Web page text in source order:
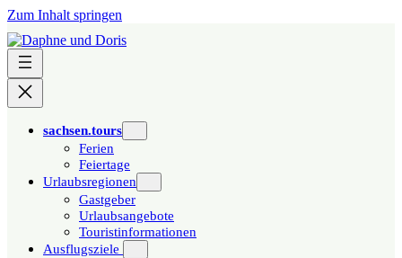
Zum Inhalt springen
sachsen.tours
Ferien
Feiertage
Urlaubsregionen
Gastgeber
Urlaubsangebote
Touristinformationen
Ausflugsziele